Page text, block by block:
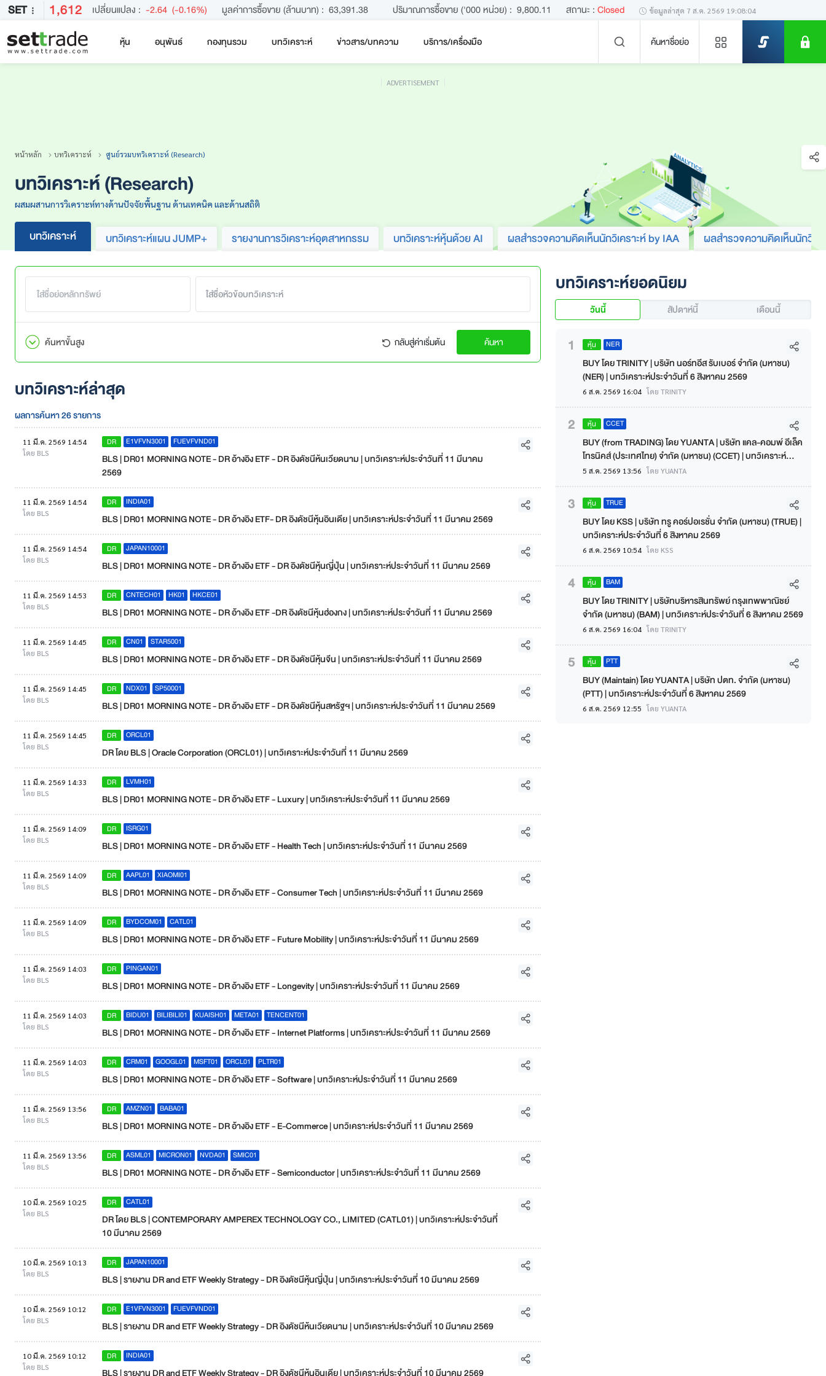
SET 1,612 เปลี่ยนแปลง : -2.64 (-0.16%) มูลค่าการซื้อขาย (ล้านบาท) : 63,391.38 ปริมาณการซื้อขาย ('000 หน่วย) : 9,800.11 สถานะ : Closed ข้อมูลล่าสุด 7 ส.ค. 2569 19:08:04
หุ้น อนุพันธ์ กองทุนรวม บทวิเคราะห์ ข่าวสาร/บทความ บริการ/เครื่องมือ ค้นหาชื่อย่อ
ไม่พบข่าวล่าสุด
ADVERTISEMENT
หน้าหลัก บทวิเคราะห์ ศูนย์รวมบทวิเคราะห์ (Research)
บทวิเคราะห์ (Research)
ผสมผสานการวิเคราะห์ทางด้านปัจจัยพื้นฐาน ด้านเทคนิค และด้านสถิติ
บทวิเคราะห์ บทวิเคราะห์แผน JUMP+ รายงานการวิเคราะห์อุตสาหกรรม บทวิเคราะห์หุ้นด้วย AI ผลสำรวจความคิดเห็นนักวิเคราะห์ by IAA ผลสำรวจความคิดเห็นนักวิเค
ค้นหาขั้นสูง กลับสู่ค่าเริ่มต้น ค้นหา
บทวิเคราะห์ล่าสุด
ผลการค้นหา 26 รายการ
11 มี.ค. 2569 14:54
โดย BLS
DR E1VFVN3001 FUEVFVND01
BLS | DR01 MORNING NOTE - DR อ้างอิง ETF - DR อิงดัชนีห้นเวียดนาม | บทวิเคราะห์ประจำวันที่ 11 มีนาคม
2569
11 มี.ค. 2569 14:54
โดย BLS
DR INDIA01
BLS | DR01 MORNING NOTE - DR อ้างอิง ETF- DR อิงดัชนีหุ้นอินเดีย | บทวิเคราะห์ประจำวันที่ 11 มีนาคม 2569
11 มี.ค. 2569 14:54
โดย BLS
DR JAPAN10001
BLS | DR01 MORNING NOTE - DR อ้างอิง ETF - DR อิงดัชนีหุ้นญี่ปุ่น | บทวิเคราะห์ประจำวันที่ 11 มีนาคม 2569
11 มี.ค. 2569 14:53
โดย BLS
DR CNTECH01 HK01 HKCE01
BLS | DR01 MORNING NOTE - DR อ้างอิง ETF -DR อิงดัชนีหุ้นฮ่องกง | บทวิเคราะห์ประจำวันที่ 11 มีนาคม 2569
11 มี.ค. 2569 14:45
โดย BLS
DR CN01 STAR5001
BLS | DR01 MORNING NOTE - DR อ้างอิง ETF - DR อิงดัชนีหุ้นจีน | บทวิเคราะห์ประจำวันที่ 11 มีนาคม 2569
11 มี.ค. 2569 14:45
โดย BLS
DR NDX01 SP50001
BLS | DR01 MORNING NOTE - DR อ้างอิง ETF - DR อิงดัชนีหุ้นสหรัฐฯ | บทวิเคราะห์ประจำวันที่ 11 มีนาคม 2569
11 มี.ค. 2569 14:45
โดย BLS
DR ORCL01
DR โดย BLS | Oracle Corporation (ORCL01) | บทวิเคราะห์ประจำวันที่ 11 มีนาคม 2569
11 มี.ค. 2569 14:33
โดย BLS
DR LVMH01
BLS | DR01 MORNING NOTE - DR อ้างอิง ETF - Luxury | บทวิเคราะห์ประจำวันที่ 11 มีนาคม 2569
11 มี.ค. 2569 14:09
โดย BLS
DR ISRG01
BLS | DR01 MORNING NOTE - DR อ้างอิง ETF - Health Tech | บทวิเคราะห์ประจำวันที่ 11 มีนาคม 2569
11 มี.ค. 2569 14:09
โดย BLS
DR AAPL01 XIAOMI01
BLS | DR01 MORNING NOTE - DR อ้างอิง ETF - Consumer Tech | บทวิเคราะห์ประจำวันที่ 11 มีนาคม 2569
11 มี.ค. 2569 14:09
โดย BLS
DR BYDCOM01 CATL01
BLS | DR01 MORNING NOTE - DR อ้างอิง ETF - Future Mobility | บทวิเคราะห์ประจำวันที่ 11 มีนาคม 2569
11 มี.ค. 2569 14:03
โดย BLS
DR PINGAN01
BLS | DR01 MORNING NOTE - DR อ้างอิง ETF - Longevity | บทวิเคราะห์ประจำวันที่ 11 มีนาคม 2569
11 มี.ค. 2569 14:03
โดย BLS
DR BIDU01 BILIBILI01 KUAISH01 META01 TENCENT01
BLS | DR01 MORNING NOTE - DR อ้างอิง ETF - Internet Platforms | บทวิเคราะห์ประจำวันที่ 11 มีนาคม 2569
11 มี.ค. 2569 14:03
โดย BLS
DR CRM01 GOOGL01 MSFT01 ORCL01 PLTR01
BLS | DR01 MORNING NOTE - DR อ้างอิง ETF - Software | บทวิเคราะห์ประจำวันที่ 11 มีนาคม 2569
11 มี.ค. 2569 13:56
โดย BLS
DR AMZN01 BABA01
BLS | DR01 MORNING NOTE - DR อ้างอิง ETF - E-Commerce | บทวิเคราะห์ประจำวันที่ 11 มีนาคม 2569
11 มี.ค. 2569 13:56
โดย BLS
DR ASML01 MICRON01 NVDA01 SMIC01
BLS | DR01 MORNING NOTE - DR อ้างอิง ETF - Semiconductor | บทวิเคราะห์ประจำวันที่ 11 มีนาคม 2569
10 มี.ค. 2569 10:25
โดย BLS
DR CATL01
DR โดย BLS | CONTEMPORARY AMPEREX TECHNOLOGY CO., LIMITED (CATL01) | บทวิเคราะห์ประจำวันที่
10 มีนาคม 2569
10 มี.ค. 2569 10:13
โดย BLS
DR JAPAN10001
BLS | รายงาน DR and ETF Weekly Strategy - DR อิงดัชนีหุ้นญี่ปุ่น | บทวิเคราะห์ประจำวันที่ 10 มีนาคม 2569
10 มี.ค. 2569 10:12
โดย BLS
DR E1VFVN3001 FUEVFVND01
BLS | รายงาน DR and ETF Weekly Strategy - DR อิงดัชนีห้นเวียดนาม | บทวิเคราะห์ประจำวันที่ 10 มีนาคม 2569
10 มี.ค. 2569 10:12
โดย BLS
DR INDIA01
BLS | รายงาน DR and ETF Weekly Strategy - DR อิงดัชนีหุ้นอินเดีย | บทวิเคราะห์ประจำวันที่ 10 มีนาคม 2569
บทวิเคราะห์ยอดนิยม
วันนี้ สัปดาห์นี้ เดือนนี้
1 หุ้น NER
BUY โดย TRINITY | บริษัท นอร์ทอีส รับเบอร์ จำกัด (มหาชน)
(NER) | บทวิเคราะห์ประจำวันที่ 6 สิงหาคม 2569
6 ส.ค. 2569 16:04 โดย TRINITY
2 หุ้น CCET
BUY (from TRADING) โดย YUANTA | บริษัท แคล-คอมพ์ อีเล็ค
โทรนิคส์ (ประเทศไทย) จำกัด (มหาชน) (CCET) | บทวิเคราะห์
ประจำวันที่ 5 สิงหาคม 2569
5 ส.ค. 2569 13:56 โดย YUANTA
3 หุ้น TRUE
BUY โดย KSS | บริษัท ทรู คอร์ปอเรชั่น จำกัด (มหาชน) (TRUE) |
บทวิเคราะห์ประจำวันที่ 6 สิงหาคม 2569
6 ส.ค. 2569 10:54 โดย KSS
4 หุ้น BAM
BUY โดย TRINITY | บริษัทบริหารสินทรัพย์ กรุงเทพพาณิชย์
จำกัด (มหาชน) (BAM) | บทวิเคราะห์ประจำวันที่ 6 สิงหาคม 2569
6 ส.ค. 2569 16:04 โดย TRINITY
5 หุ้น PTT
BUY (Maintain) โดย YUANTA | บริษัท ปตท. จำกัด (มหาชน)
(PTT) | บทวิเคราะห์ประจำวันที่ 6 สิงหาคม 2569
6 ส.ค. 2569 12:55 โดย YUANTA